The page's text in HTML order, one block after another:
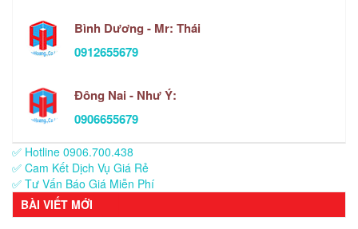
Bình Dương - Mr: Thái
0912655679
Đông Nai - Như Ý:
0906655679
✅ Hotline 0906.700.438
✅ Cam Kết Dịch Vụ Giá Rẻ
✅ Tư Vấn Báo Giá Miễn Phí
BÀI VIẾT MỚI